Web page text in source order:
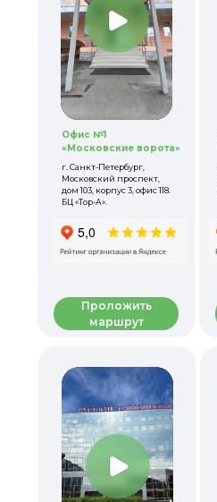
г. Санкт-Петербург,
Московский проспект,
дом 103, корпус 3, офис 118.
БЦ «Тор-А».
Офис №1
«Московские ворота»
Проложить
маршрут